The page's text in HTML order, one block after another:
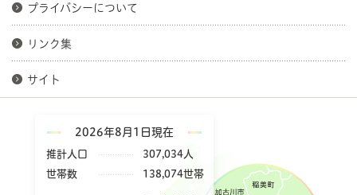
プライバシーについて
リンク集
サイト
2026年8月1日現在
推計人口
307,034人
世帯数
138,074世帯